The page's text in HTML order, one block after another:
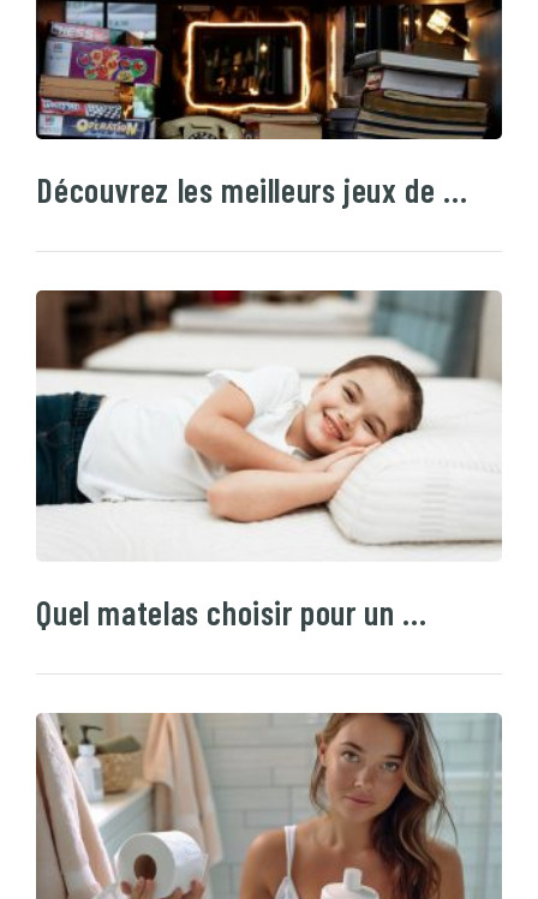
Découvrez les meilleurs jeux de …
Quel matelas choisir pour un …